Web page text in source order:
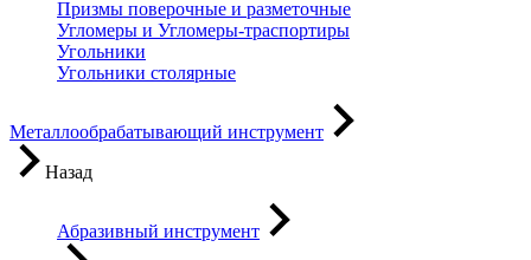
Призмы поверочные и разметочные
Угломеры и Угломеры-траспортиры
Угольники
Угольники столярные
Металлообрабатывающий инструмент
Назад
Абразивный инструмент